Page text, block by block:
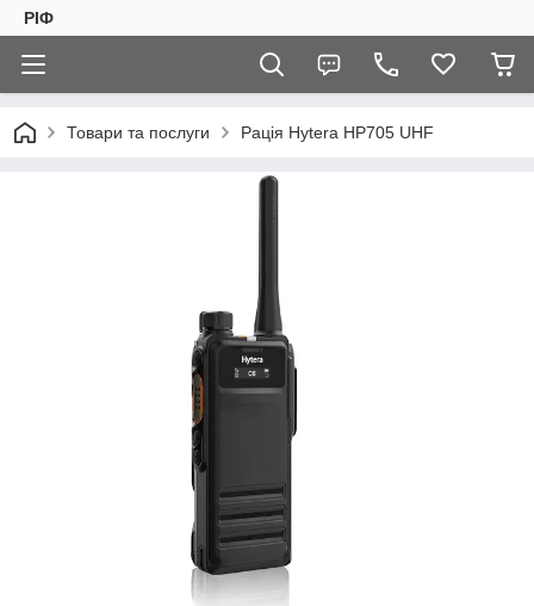
РІФ
Товари та послуги Рація Hytera HP705 UHF